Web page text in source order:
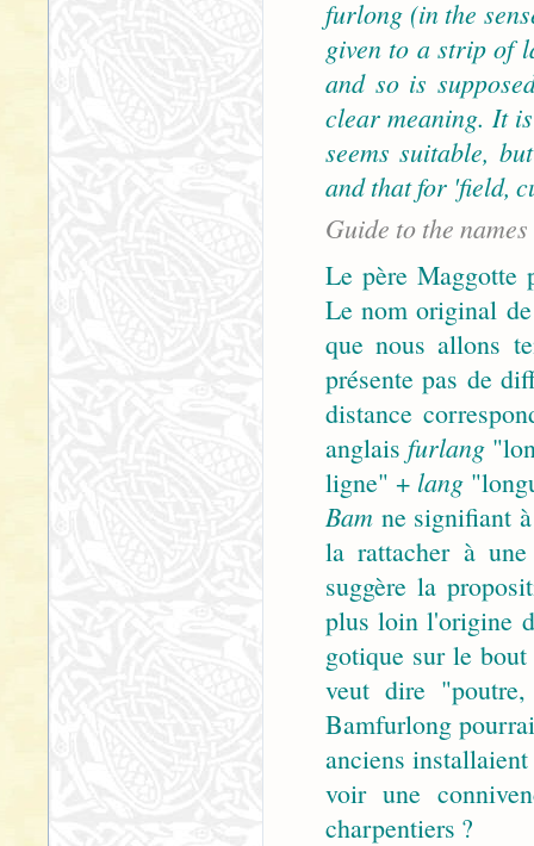
furlong (in the
given to a strip of
and so is
clear meaning. It
seems suitable,
and that for 'field,
Guide to the names
Le père Maggotte
Le nom original
que nous allons
présente pas de
distance
anglaisfurlang
ligne" + lang
Bam ne signifiant
la rattacher à
suggère la
plus loin l'origine
gotique sur le
veut dire
Bamfurlong
anciens
voir une
charpentiers ?